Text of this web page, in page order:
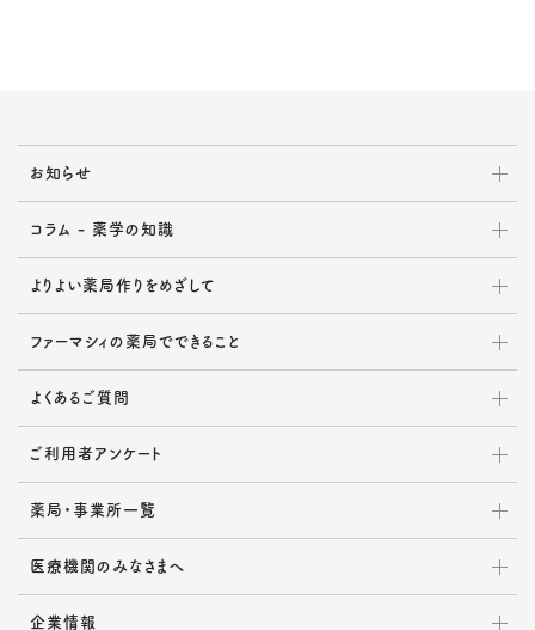
お知らせ
コラム - 薬学の知識
よりよい薬局作りをめざして
ファーマシィの薬局でできること
よくあるご質問
ご利用者アンケート
薬局・事業所一覧
医療機関のみなさまへ
企業情報